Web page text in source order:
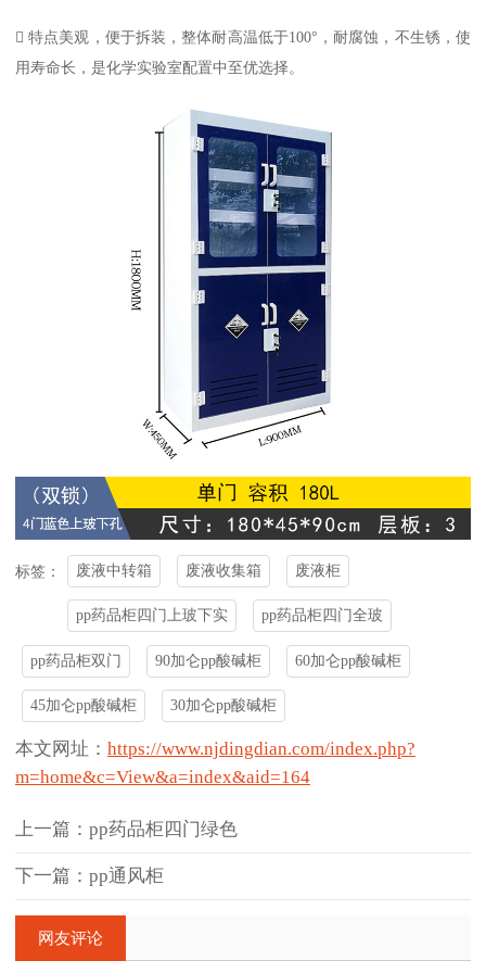
 特点美观，便于拆装，整体耐高温低于100°，耐腐蚀，不生锈，使
用寿命长，是化学实验室配置中至优选择。
标签： 废液中转箱 废液收集箱 废液柜
pp药品柜四门上玻下实 pp药品柜四门全玻
pp药品柜双门 90加仑pp酸碱柜 60加仑pp酸碱柜
45加仑pp酸碱柜 30加仑pp酸碱柜
本文网址： https://www.njdingdian.com/index.php?
m=home&c=View&a=index&aid=164
上一篇：pp药品柜四门绿色
下一篇：pp通风柜
网友评论